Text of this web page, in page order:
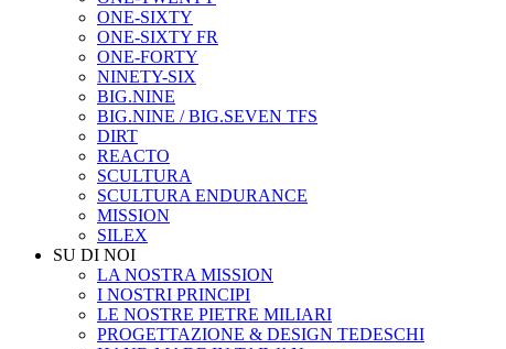
ONE-SIXTY
ONE-SIXTY FR
ONE-FORTY
NINETY-SIX
BIG.NINE
BIG.NINE / BIG.SEVEN TFS
DIRT
REACTO
SCULTURA
SCULTURA ENDURANCE
MISSION
SILEX
SU DI NOI
LA NOSTRA MISSION
I NOSTRI PRINCIPI
LE NOSTRE PIETRE MILIARI
PROGETTAZIONE & DESIGN TEDESCHI